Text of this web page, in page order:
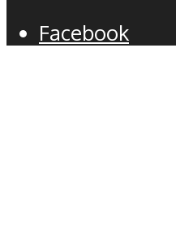
Facebook